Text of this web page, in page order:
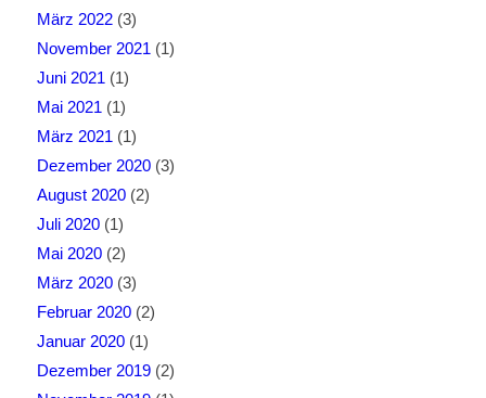
März 2022(3)
November 2021 (1)
Juni 2021 (1)
Mai 2021 (1)
März 2021 (1)
Dezember 2020(3)
August 2020(2)
Juli 2020(1)
Mai 2020(2)
März 2020(3)
Februar 2020(2)
Januar 2020(1)
Dezember 2019(2)